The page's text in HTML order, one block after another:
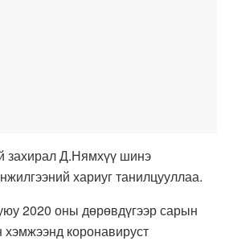
Д.Нямхүү шинэ
хариуг танилцууллаа.
2020 оны дөрөвдүгээр сарын
коронавируст